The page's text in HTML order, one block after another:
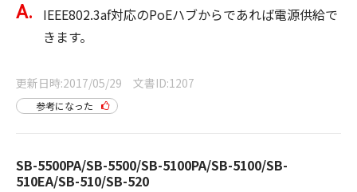
IEEE802.3af対応のPoEハブからであれば電源供給で
きます。
更新日時 2017/05/29 文書ID 1207
参考になった
SB-5500PA/SB-5500/SB-5100PA/SB-5100/SB-
510EA/SB-510/SB-520